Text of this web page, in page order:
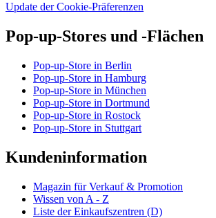
Update der Cookie-Präferenzen
Pop-up-Stores und -Flächen
Pop-up-Store in Berlin
Pop-up-Store in Hamburg
Pop-up-Store in München
Pop-up-Store in Dortmund
Pop-up-Store in Rostock
Pop-up-Store in Stuttgart
Kundeninformation
Magazin für Verkauf & Promotion
Wissen von A - Z
Liste der Einkaufszentren (D)